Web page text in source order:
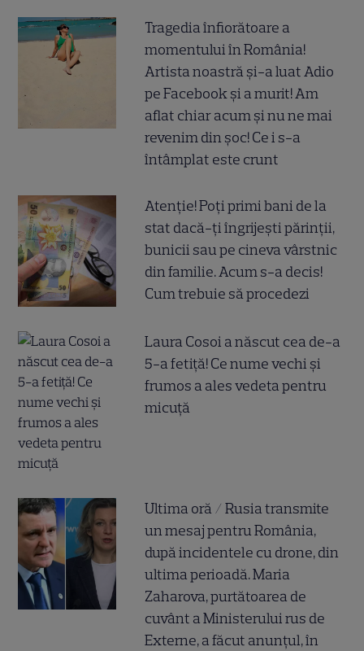
Tragedia înfiorătoare a
momentului în România!
Artista noastră și-a luat Adio
pe Facebook și a murit! Am
aflat chiar acum și nu ne mai
revenim din șoc! Ce i s-a
întâmplat este crunt
Atenție! Poți primi bani de la
stat dacă-ți îngrijești părinții,
bunicii sau pe cineva vârstnic
din familie. Acum s-a decis!
Cum trebuie să procedezi
Laura Cosoi a născut cea de-a
5-a fetiță! Ce nume vechi și
frumos a ales vedeta pentru
micuță
Ultima oră / Rusia transmite
un mesaj pentru România,
după incidentele cu drone, din
ultima perioadă. Maria
Zaharova, purtătoarea de
cuvânt a Ministerului rus de
Externe, a făcut anunțul, în